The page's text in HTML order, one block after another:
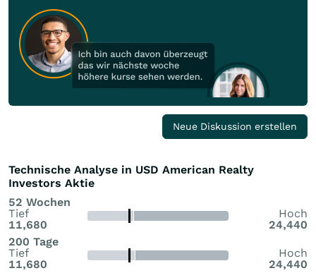
Neue Diskussion erstellen
Technische Analyse in USD American Realty
Investors Aktie
52 Wochen
Tief
11,680
Hoch
24,440
200 Tage
Tief
11,680
Hoch
24,440